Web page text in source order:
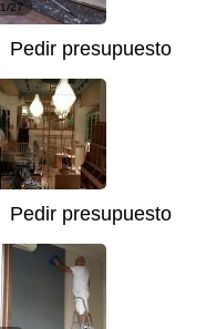
1/27
Pedir presupuesto
1/10
Pedir presupuesto